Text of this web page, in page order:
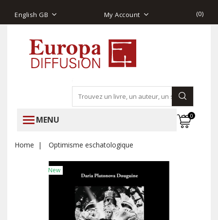
English GB My Account (0)
MENU 0
Home Optimisme eschatologique
New